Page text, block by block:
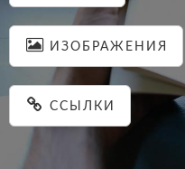
ИЗОБРАЖЕНИЯ
ССЫЛКИ